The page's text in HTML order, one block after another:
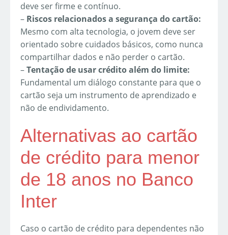
deve ser firme e contínuo.
– Riscos relacionados a segurança do cartão:
Mesmo com alta tecnologia, o jovem deve ser
orientado sobre cuidados básicos, como nunca
compartilhar dados e não perder o cartão.
–Tentação de usar crédito além do limite:
Fundamental um diálogo constante para que o
cartão seja um instrumento de aprendizado e
não de endividamento.
Alternativas ao cartão
de crédito para menor
de 18 anos no Banco
Inter
Caso o cartão de crédito para dependentes não